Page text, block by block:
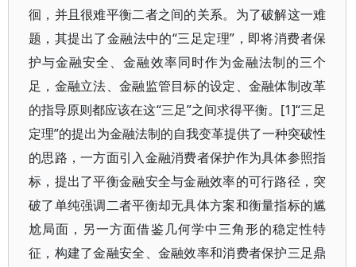
徊，并且很难平衡二者之间的关系。为了破解这一难
题，其提出了金融法中的“三足定理”，即将消费者保
护与金融安全、金融效率同时作为金融法制的三个
足，金融立法、金融监管目标的设定、金融体制改革
的指导原则都应该在这“三足”之间求得平衡。[1]“三足
定理”的提出为金融法制的自我变革提供了一种突破性
的思路，一方面引入金融消费者保护作为具体参照指
标，提出了平衡金融安全与金融效率的可行路径，突
破了单纯强调二者平衡却无具体方案和衡量指标的尴
尬局面，另一方面借鉴几何学中三角形的稳定性特
征，构建了金融安全、金融效率和消费者保护三足鼎